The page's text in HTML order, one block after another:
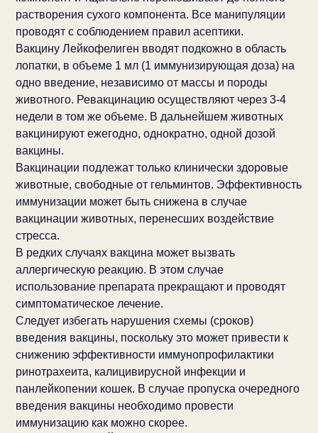
растворения сухого компонента. Все манипуляции
проводят с соблюдением правил асептики.
Вакцину Лейкофелиген вводят подкожно в область
лопатки, в объеме 1 мл (1 иммунизирующая доза) на
одно введение, независимо от массы и породы
животного. Ревакцинацию осуществляют через 3-4
недели в том же объеме. В дальнейшем животных
вакцинируют ежегодно, однократно, одной дозой
вакцины.
Вакцинации подлежат только клинически здоровые
животные, свободные от гельминтов. Эффективность
иммунизации может быть снижена в случае
вакцинации животных, перенесших воздействие
стресса.
В редких случаях вакцина может вызвать
аллергическую реакцию. В этом случае
использование препарата прекращают и проводят
симптоматическое лечение.
Следует избегать нарушения схемы (сроков)
введения вакцины, поскольку это может привести к
снижению эффективности иммунопрофилактики
ринотрахеита, калицивирусной инфекции и
панлейкопении кошек. В случае пропуска очередного
введения вакцины необходимо провести
иммунизацию как можно скорее.